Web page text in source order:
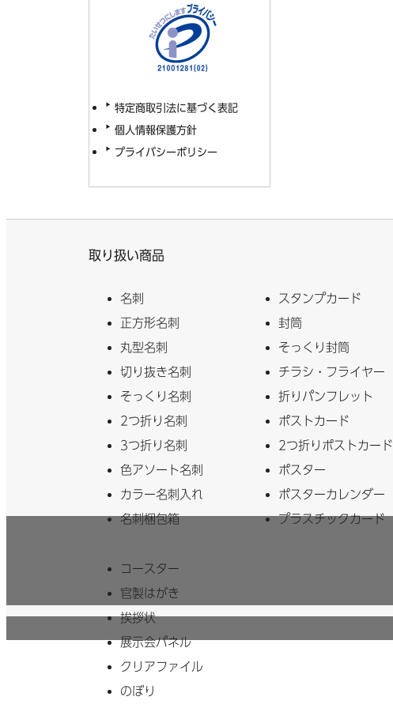
特定商取引法に基づく表記
個人情報保護方針
プライバシーポリシー
取り扱い商品
名刺
正方形名刺
丸型名刺
切り抜き名刺
そっくり名刺
2つ折り名刺
3つ折り名刺
色アソート名刺
カラー名刺入れ
名刺梱包箱
スタンプカード
封筒
そっくり封筒
チラシ・フライヤー
折りパンフレット
ポストカード
2つ折りポストカード
ポスター
ポスターカレンダー
プラスチックカード
コースター
官製はがき
挨拶状
展示会パネル
クリアファイル
のぼり